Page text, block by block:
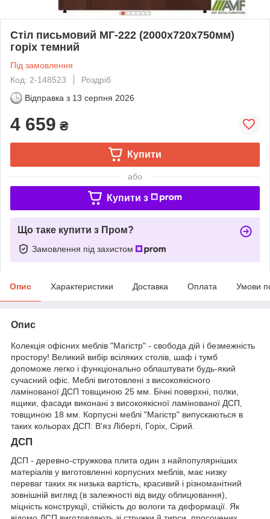
Стіл письмовий МГ-222 (2000х720х750мм)
горіх темний
Під замовлення
Код: 2-148523
Роздріб
Відправка з 13 серпня 2026
4 659 ₴
Купити
або
Купити з
Що таке купити з Пром?
Замовлення під захистом
Опис Характеристики Доставка Оплата Умови
Опис
Колекція офісних меблів "Магістр" - свобода дій і безмежність
простору! Великий вибір всіляких столів, шаф і тумб
допоможе легко і функціонально облаштувати будь-який
сучасний офіс. Меблі виготовлені з високоякісного
ламінованої ДСП товщиною 25 мм. Бічні поверхні, полки,
ящики, фасади виконані з високоякісної ламінованої ДСП,
товщиною 18 мм. Корпусні меблі "Магістр" випускаються в
таких кольорах ДСП: В'яз Ліберті, Горіх, Сірий.
ДСП
ДСП - деревно-стружкова плита один з найпопулярніших
матеріалів у виготовленні корпусних меблів, має низку
переваг таких як низька вартість, красивий і різноманітний
зовнішній вигляд (в залежності від виду облицювання),
міцність конструкції, стійкість до вологи та деформації. Як